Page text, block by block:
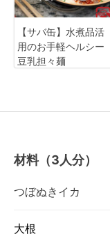
【サバ缶】水煮品活
用のお手軽ヘルシー
豆乳担々麺
材料（3人分）
つぼぬきイカ
大根